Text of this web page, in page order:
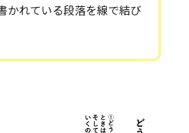
かれている段落を線で結び